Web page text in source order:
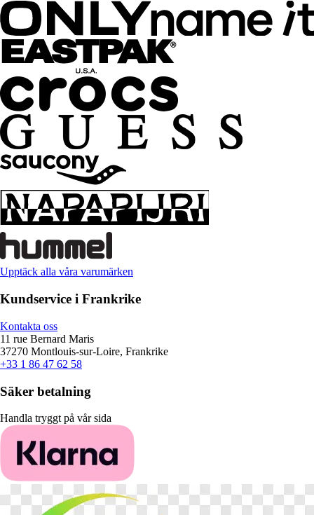
Upptäck alla våra varumärken
Kundservice i Frankrike
Kontakta oss
11 rue Bernard Maris
37270 Montlouis-sur-Loire, Frankrike
+33 1 86 47 62 58
Säker betalning
Handla tryggt på vår sida